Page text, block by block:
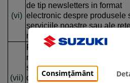
Consimțământ
(vi)
de tip newsletters in format
electronic despre produsele
serviciile noastre sau ale
noastre de dealeri
(vii)
Pentru a înteprinde
necesare astfel încât să
satisfacem solicitările
dumneavoastră de Test